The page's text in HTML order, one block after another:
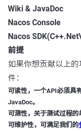
Wiki & JavaDoc
Nacos Console
Nacos
前提
如果你想贡献以上
件：
可读性，一个API必须具
JavaDoc。
可测性，关于测试过程的
可维护性，可满足我们的